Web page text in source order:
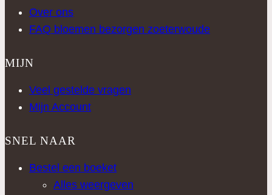
Over ons
FAQ bloemen bezorgen zoeterwoude
MIJN
Veel gestelde vragen
Mijn Account
SNEL NAAR
Bestel een boeket
Alles weergeven